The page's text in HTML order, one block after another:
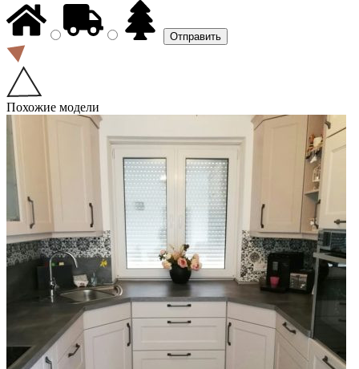
Похожие модели